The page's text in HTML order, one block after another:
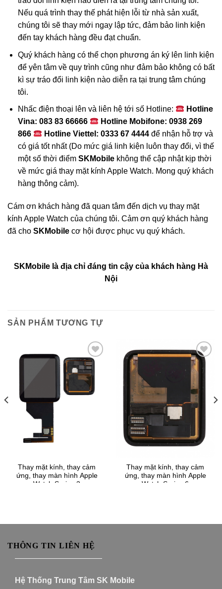
Nếu quá trình thay thế phát hiện lỗi từ nhà sản xuất,
chúng tôi sẽ thay mới ngay lập tức, đảm bảo linh kiện
đến tay khách hàng đều đạt chuẩn.
Quý khách hàng có thể chọn phương án ký lên linh kiện
để yên tâm về quy trình cũng như đảm bảo không có bất
kì sự tráo đổi linh kiện nào diễn ra tại trung tâm chúng
tôi.
Nhấc điện thoại lên và liên hệ tới số Hotline:
Hotline
Vina: 083 83 66666
Hotline Mobifone: 0938 269
866
Hotline Viettel: 0333 67 4444 để nhận hỗ trợ và
có giá tốt nhất (Do mức giá linh kiện luôn thay đổi, vì thế
một số thời điểm SKMobile không thể cập nhật kịp thời
về mức giá thay mặt kính Apple Watch. Mong quý khách
hàng thông cảm).
Cám ơn khách hàng đã quan tâm đến dịch vụ thay mặt
kính Apple Watch của chúng tôi. Cảm ơn quý khách hàng
đã cho SKMobile cơ hội được phục vụ quý khách.
SKMobile là địa chỉ đáng tin cậy của khách hàng Hà
Nội
SẢN PHẨM TƯƠNG TỰ
Thay mặt kính, thay cảm
ứng, thay màn hình Apple
Watch Series 3
Thay mặt kính, thay cảm
ứng, thay màn hình Apple
Watch Series 6
THÔNG TIN LIÊN HỆ
———————————
Hệ Thống Trung Tâm SK Mobile